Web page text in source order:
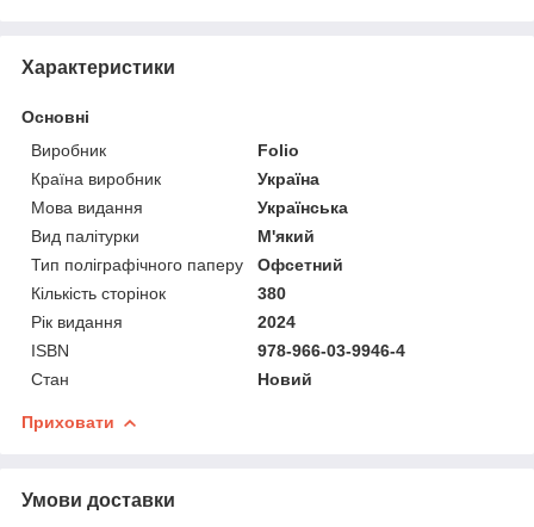
Характеристики
Основні
Виробник
Folio
Країна виробник
Україна
Мова видання
Українська
Вид палітурки
М'який
Тип поліграфічного паперу
Офсетний
Кількість сторінок
380
Рік видання
2024
ISBN
978-966-03-9946-4
Стан
Новий
Приховати
Умови доставки